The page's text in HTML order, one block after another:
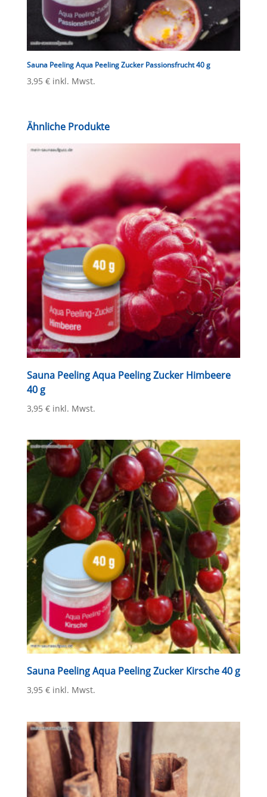
Sauna Peeling Aqua Peeling Zucker Passionsfrucht 40 g
3,95 € inkl. Mwst.
Ähnliche Produkte
Sauna Peeling Aqua Peeling Zucker Himbeere
40 g
3,95 € inkl. Mwst.
Sauna Peeling Aqua Peeling Zucker Kirsche 40 g
3,95 € inkl. Mwst.